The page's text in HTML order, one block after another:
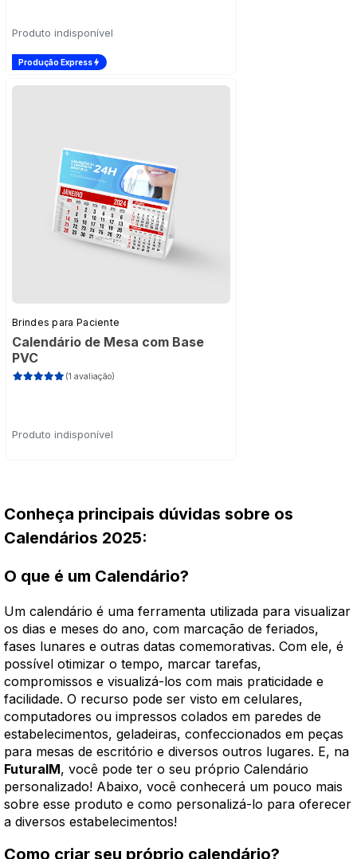
Produto indisponível
Produção Express
Brindes para Paciente
Calendário de Mesa com Base
PVC
(1 avaliação)
Produto indisponível
Conheça principais dúvidas sobre os
Calendários 2025:
O que é um Calendário?
Um calendário é uma ferramenta utilizada para visualizar
os dias e meses do ano, com marcação de feriados,
fases lunares e outras datas comemorativas. Com ele, é
possível otimizar o tempo, marcar tarefas,
compromissos e visualizá-los com mais praticidade e
facilidade. O recurso pode ser visto em celulares,
computadores ou impressos colados em paredes de
estabelecimentos, geladeiras, confeccionados em peças
para mesas de escritório e diversos outros lugares. E, na
FuturaIM, você pode ter o seu próprio Calendário
personalizado! Abaixo, você conhecerá um pouco mais
sobre esse produto e como personalizá-lo para oferecer
a diversos estabelecimentos!
Como criar seu próprio calendário?